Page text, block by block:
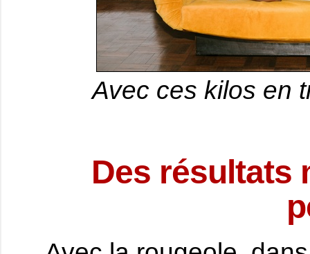
Avec ces kilos en
Des résultats